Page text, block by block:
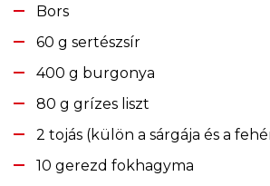
Bors
60 g sertészsír
400 g burgonya
80 g grízes liszt
2 tojás (külön a sárgája és a
10 gerezd fokhagyma